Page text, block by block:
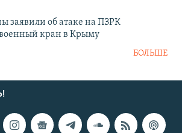
заявили об атаке на ПЗРК
кран в Крыму
БОЛЬШЕ